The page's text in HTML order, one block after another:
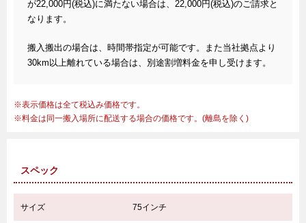
が22,000円(税込)に満たない場合は、22,000円(税込)のご請求と
なります。
搬入搬出の場合は、時間帯指定が可能です。また当社拠点より
30km以上離れている場合は、別途割増料金を申し受けます。
表示価格は全て税込み価格です。
料金は同一搬入場所に配送する場合の価格です。(離島を除く)
スペック
サイズ 75インチ